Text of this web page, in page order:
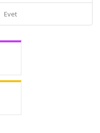
Evet